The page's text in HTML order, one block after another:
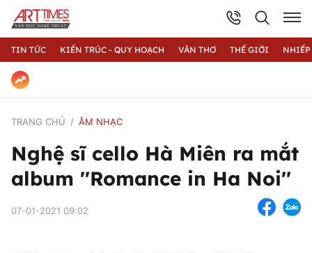
TIN TỨC KIẾN TRÚC - QUY HOẠCH VĂN THƠ THẾ GIỚI
TRANG CHỦ ÂM NHẠC
Nghệ sĩ cello Hà Miên ra mắt
album ''Romance in Ha Noi''
07-01-2021 09:02